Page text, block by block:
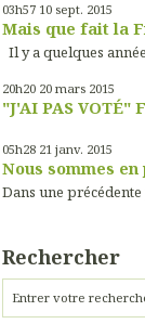
03h57 10 sept. 2015
Mais que fait la
Il y a quelques
20h20 20 mars 2015
"J'AI PAS VOTÉ"
05h28 21 janv. 2015
Nous sommes
Dans une
Rechercher